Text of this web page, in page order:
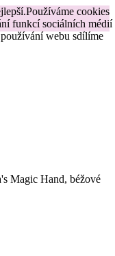
Používáme cookies
funkcí sociálních médií
webu sdílíme
Magic Hand, béžové